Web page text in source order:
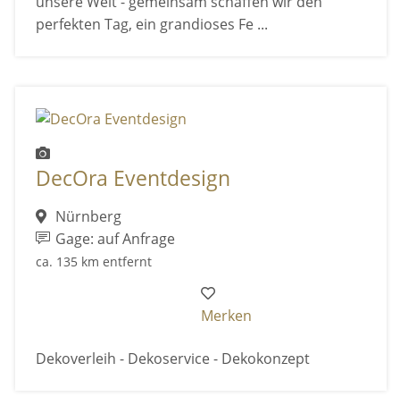
perfekten Tag, ein grandioses Fe ...
DecOra Eventdesign
Nürnberg
Gage: auf Anfrage
ca. 135 km entfernt
Merken
Dekoverleih - Dekoservice - Dekokonzept